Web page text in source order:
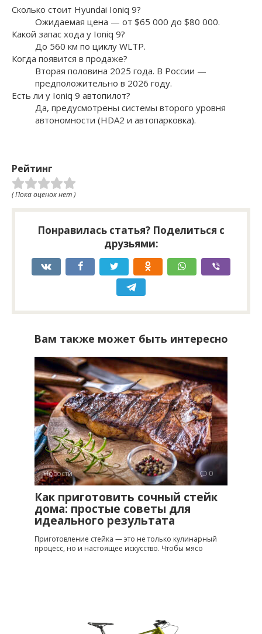
Сколько стоит Hyundai Ioniq 9?
Ожидаемая цена — от $65 000 до $80 000.
Какой запас хода у Ioniq 9?
До 560 км по циклу WLTP.
Когда появится в продаже?
Вторая половина 2025 года. В России —
предположительно в 2026 году.
Есть ли у Ioniq 9 автопилот?
Да, предусмотрены системы второго уровня
автономности (HDA2 и автопарковка).
Рейтинг
( Пока оценок нет )
Понравилась статья? Поделиться с
друзьями:
Вам также может быть интересно
Новости 0
Как приготовить сочный стейк
дома: простые советы для
идеального результата
Приготовление стейка — это не только кулинарный
процесс, но и настоящее искусство. Чтобы мясо